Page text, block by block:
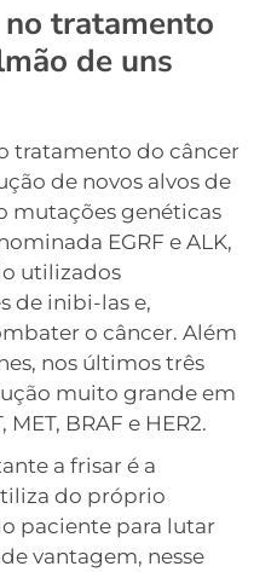
tratamento
de uns
tratamento do câncer
de novos alvos de
mutações genéticas
EGRF e ALK,
utilizados
de inibi-las e,
o câncer. Além
nos últimos três
muito grande em
BRAF e HER2.
a frisar é a
do próprio
paciente para lutar
vantagem, nesse